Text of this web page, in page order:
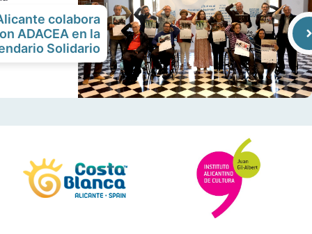
colabora
ADACEA en la
Solidario